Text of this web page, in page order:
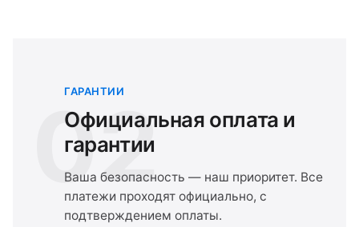
02
ГАРАНТИИ
Официальная оплата и
гарантии
Ваша безопасность — наш приоритет. Все
платежи проходят официально, с
подтверждением оплаты.